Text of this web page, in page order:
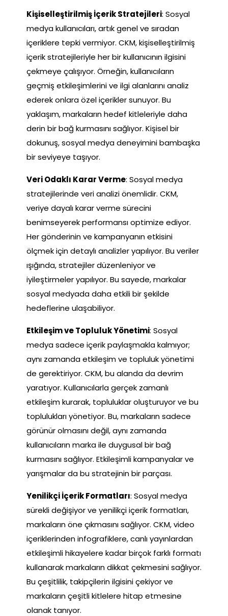
Kişiselleştirilmiş İçerik Stratejileri: Sosyal
medya kullanıcıları, artık genel ve sıradan
içeriklere tepki vermiyor. CKM, kişiselleştirilmiş
içerik stratejileriyle her bir kullanıcının ilgisini
çekmeye çalışıyor. Örneğin, kullanıcıların
geçmiş etkileşimlerini ve ilgi alanlarını analiz
ederek onlara özel içerikler sunuyor. Bu
yaklaşım, markaların hedef kitleleriyle daha
derin bir bağ kurmasını sağlıyor. Kişisel bir
dokunuş, sosyal medya deneyimini bambaşka
bir seviyeye taşıyor.
Veri Odaklı Karar Verme: Sosyal medya
stratejilerinde veri analizi önemlidir. CKM,
veriye dayalı karar verme sürecini
benimseyerek performansı optimize ediyor.
Her gönderinin ve kampanyanın etkisini
ölçmek için detaylı analizler yapılıyor. Bu veriler
ışığında, stratejiler düzenleniyor ve
iyileştirmeler yapılıyor. Bu sayede, markalar
sosyal medyada daha etkili bir şekilde
hedeflerine ulaşabiliyor.
Etkileşim ve Topluluk Yönetimi: Sosyal
medya sadece içerik paylaşmakla kalmıyor;
aynı zamanda etkileşim ve topluluk yönetimi
de gerektiriyor. CKM, bu alanda da devrim
yaratıyor. Kullanıcılarla gerçek zamanlı
etkileşim kurarak, topluluklar oluşturuyor ve bu
toplulukları yönetiyor. Bu, markaların sadece
görünür olmasını değil, aynı zamanda
kullanıcıların marka ile duygusal bir bağ
kurmasını sağlıyor. Etkileşimli kampanyalar ve
yarışmalar da bu stratejinin bir parçası.
Yenilikçi İçerik Formatları: Sosyal medya
sürekli değişiyor ve yenilikçi içerik formatları,
markaların öne çıkmasını sağlıyor. CKM, video
içeriklerinden infografiklere, canlı yayınlardan
etkileşimli hikayelere kadar birçok farklı formatı
kullanarak markaların dikkat çekmesini sağlıyor.
Bu çeşitlilik, takipçilerin ilgisini çekiyor ve
markaların çeşitli kitlelere hitap etmesine
olanak tanıyor.